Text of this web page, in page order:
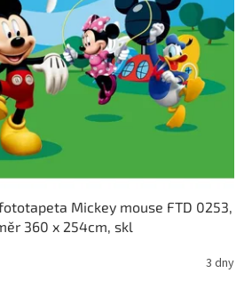
Mickey mouse FTD 0253,
360 x 254cm, skl
3 dny